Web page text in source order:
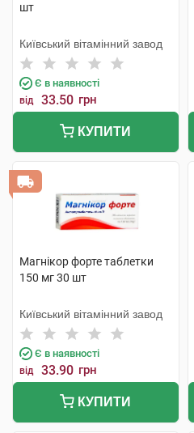
шт
Київський вітамінний завод
Є в наявності
від 33.50 грн
КУПИТИ
Магнікор форте таблетки
150 мг 30 шт
Київський вітамінний завод
Є в наявності
від 33.90 грн
КУПИТИ